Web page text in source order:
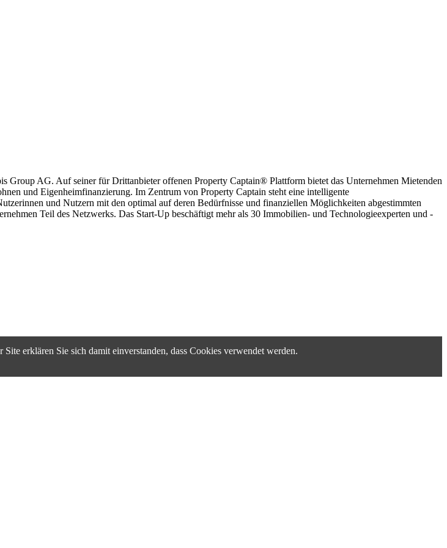
Group AG. Auf seiner für Drittanbieter offenen Property Captain® Plattform bietet das Unternehmen Mietenden
und Eigenheimfinanzierung. Im Zentrum von Property Captain steht eine intelligente
und Nutzern mit den optimal auf deren Bedürfnisse und finanziellen Möglichkeiten abgestimmten
Teil des Netzwerks. Das Start-Up beschäftigt mehr als 30 Immobilien- und Technologieexperten und -
erklären Sie sich damit einverstanden, dass Cookies verwendet werden.